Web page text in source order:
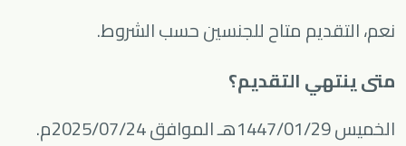
نعم، التقديم متاح للجنسين حسب الشروط.
متى ينتهي التقديم؟
الخميس 1447/01/29هـ الموافق 2025/07/24م.